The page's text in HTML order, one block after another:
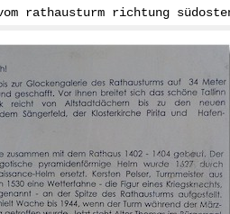
rathausturm richtung